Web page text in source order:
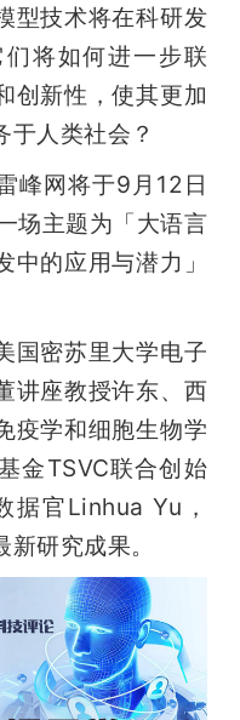
型技术将在科研发
将如何进一步联
创新性，使其更加
于人类社会？
峰网将于9月12日
场主题为「大语言
的应用与潜力」
国密苏里大学电子
讲座教授许东、西
疫学和细胞生物学
金TSVC联合创始
据官Linhua Yu，
研究成果。